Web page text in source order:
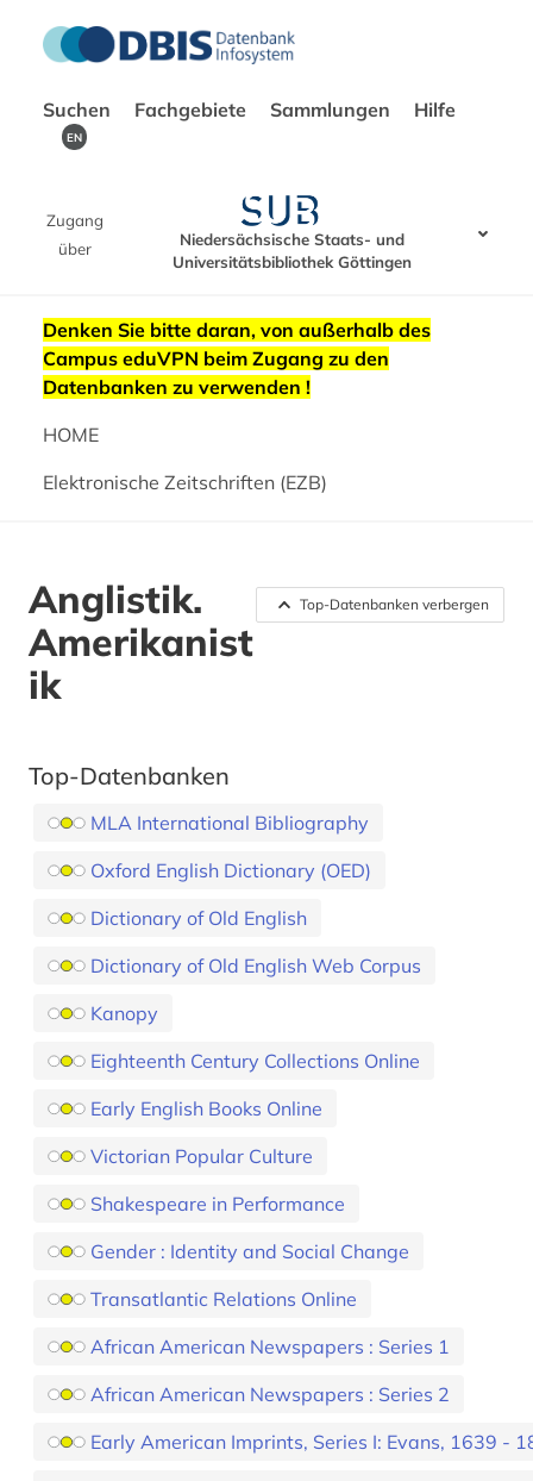
Suchen Fachgebiete Sammlungen Hilfe
EN
Zugang
über
Niedersächsische Staats- und
Universitätsbibliothek Göttingen
Denken Sie bitte daran, von außerhalb des
Campus eduVPN beim Zugang zu den
Datenbanken zu verwenden !
HOME
Elektronische Zeitschriften (EZB)
Top-Datenbanken verbergen
Anglistik.
Amerikanist
ik
Top-Datenbanken
MLA International Bibliography
Oxford English Dictionary (OED)
Dictionary of Old English
Dictionary of Old English Web Corpus
Kanopy
Eighteenth Century Collections Online
Early English Books Online
Victorian Popular Culture
Shakespeare in Performance
Gender : Identity and Social Change
Transatlantic Relations Online
African American Newspapers : Series 1
African American Newspapers : Series 2
Early American Imprints, Series I: Evans, 1639 -